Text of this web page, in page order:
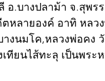
อ.บางปลาม้า จ.สุพ
ลายองค์ อาทิ หลว
งนมโค,หลวงพ่อคง
ทียนไส้ทะลุ เป็นพร